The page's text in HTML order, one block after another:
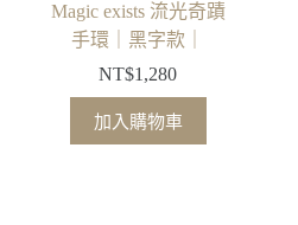
Magic exists 流光奇蹟
手環｜黑字款｜
NT$1,280
加入購物車